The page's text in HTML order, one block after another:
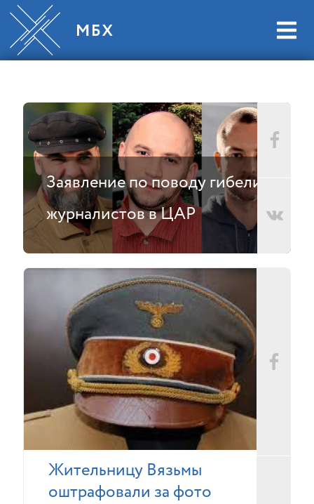
Заявление по поводу гибели
журналистов в ЦАР
Жительницу Вязьмы
оштрафовали за фото